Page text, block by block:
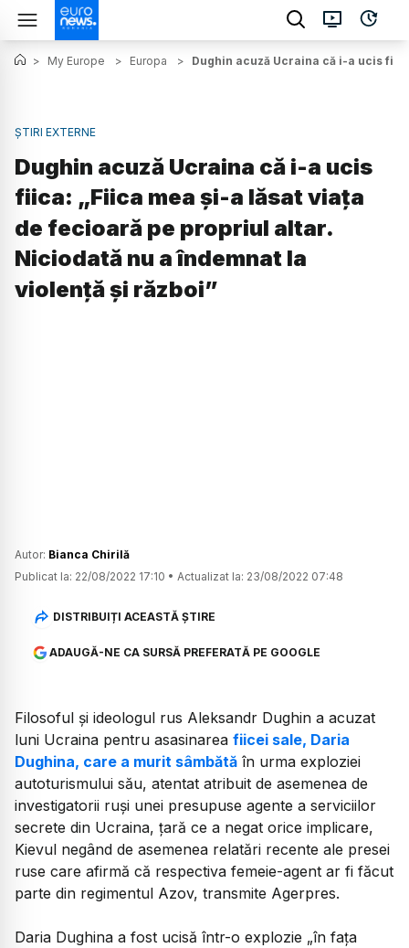
> My Europe > Europa > Dughin acuză Ucraina că i-a ucis
ȘTIRI EXTERNE
Dughin acuză Ucraina că i-a ucis
fiica: „Fiica mea şi-a lăsat viaţa
de fecioară pe propriul altar.
Niciodată nu a îndemnat la
violenţă şi război”
Autor: Bianca Chirilă
Publicat la: 22/08/2022 17:10 • Actualizat la: 23/08/2022 07:48
DISTRIBUIȚI ACEASTĂ ȘTIRE
ADAUGĂ-NE CA SURSĂ PREFERATĂ PE GOOGLE
Filosoful şi ideologul rus Aleksandr Dughin a acuzat
luni Ucraina pentru asasinarea fiicei sale, Daria
Dughina, care a murit sâmbătă în urma exploziei
autoturismului său, atentat atribuit de asemenea de
investigatorii ruşi unei presupuse agente a serviciilor
secrete din Ucraina, ţară ce a negat orice implicare,
Kievul negând de asemenea relatări recente ale presei
ruse care afirmă că respectiva femeie-agent ar fi făcut
parte din regimentul Azov, transmite Agerpres.
Daria Dughina a fost ucisă într-o explozie „în faţa